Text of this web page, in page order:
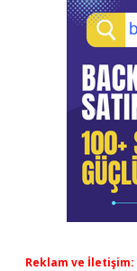
Reklam ve İletişim: